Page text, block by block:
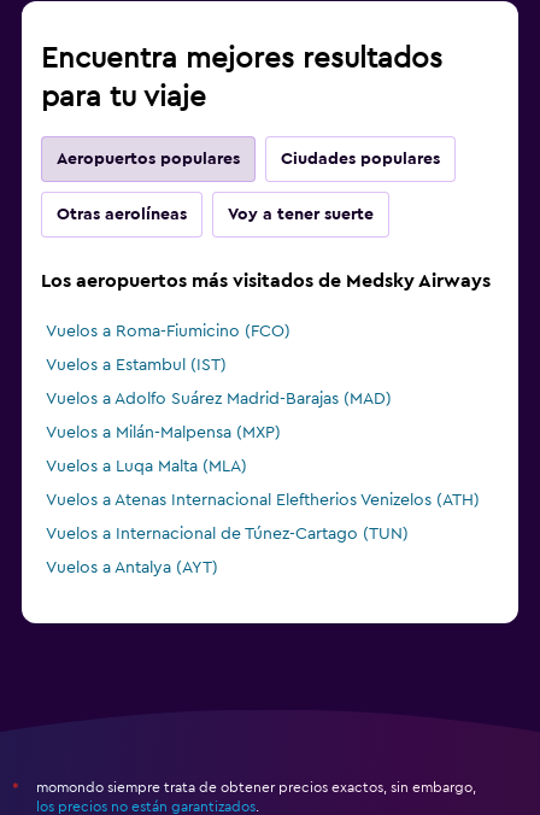
Encuentra mejores resultados
para tu viaje
Aeropuertos populares Ciudades populares
Otras aerolíneas Voy a tener suerte
Los aeropuertos más visitados de Medsky Airways
Vuelos a Roma-Fiumicino (FCO)
Vuelos a Estambul (IST)
Vuelos a Adolfo Suárez Madrid-Barajas (MAD)
Vuelos a Milán-Malpensa (MXP)
Vuelos a Luqa Malta (MLA)
Vuelos a Atenas Internacional Eleftherios Venizelos (ATH)
Vuelos a Internacional de Túnez-Cartago (TUN)
Vuelos a Antalya (AYT)
*
momondo siempre trata de obtener precios exactos, sin embargo,
los precios no están garantizados